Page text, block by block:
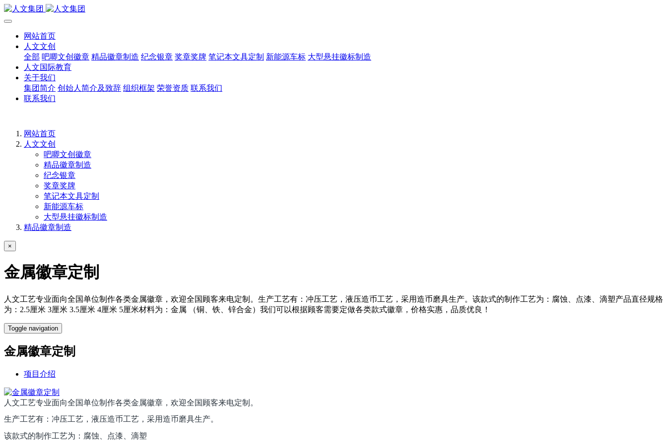
网站首页
人文文创
全部 吧唧文创徽章 精品徽章制造 纪念银章 奖章奖牌 笔记本文具定制 新能源车标 大型悬挂徽标制造
人文国际教育
关于我们
集团简介 创始人简介及致辞 组织框架 荣誉资质 联系我们
联系我们
网站首页
人文文创
吧唧文创徽章
精品徽章制造
纪念银章
奖章奖牌
笔记本文具定制
新能源车标
大型悬挂徽标制造
精品徽章制造
×
金属徽章定制
人文工艺专业面向全国单位制作各类金属徽章，欢迎全国顾客来电定制。生产工艺有：冲压工艺，液压造币工艺，采用造币磨具生产。该款式的制作工艺为：腐蚀、点漆、滴塑产品直径规格
为：2.5厘米 3厘米 3.5厘米 4厘米 5厘米材料为：金属 （铜、铁、锌合金）我们可以根据顾客需要定做各类款式徽章，价格实惠，品质优良！
Toggle navigation
金属徽章定制
项目介绍
人文工艺专业面向全国单位制作各类金属徽章，欢迎全国顾客来电定制。
生产工艺有：冲压工艺，液压造币工艺，采用造币磨具生产。
该款式的制作工艺为：腐蚀、点漆、滴塑